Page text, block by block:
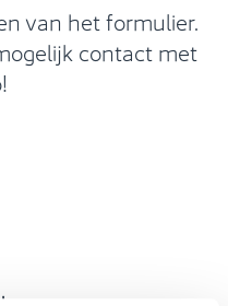
van het formulier.
contact met